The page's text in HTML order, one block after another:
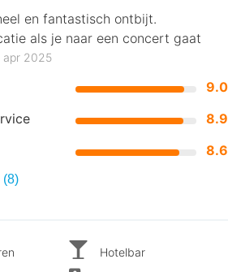
9.0
8.9
8.6
en fantastisch ontbijt.
als je naar een concert gaat
apr 2025
(8)
Hotelbar